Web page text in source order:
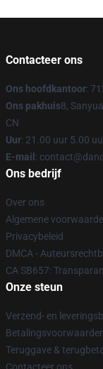
Contacteer ons
Ons hoofdkantoor:
Ons pakhuis8,
CN
Uur: 21.00 uur 5.00
E-mail :
Ons bedrijf
Over ons
Algemene
Privacybeleid
DMCA -
CA SB657:
Onze steun
Verzend- en
Teruggave &